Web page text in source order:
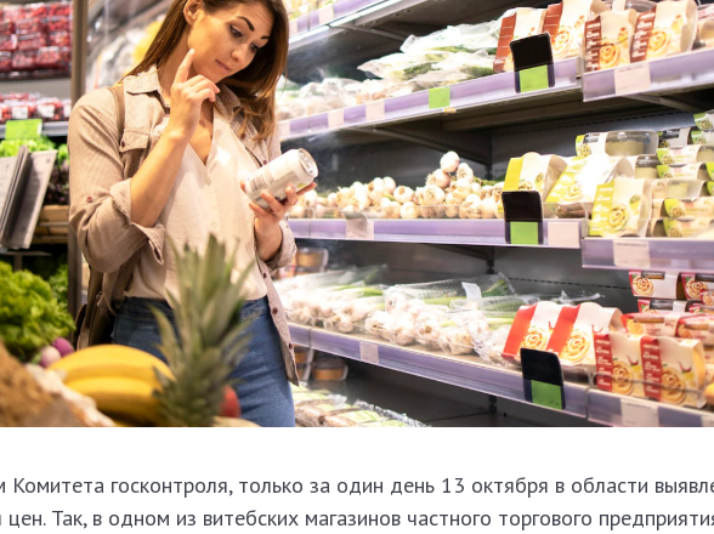
госконтроля, только за один день 13 октября в области
Так, в одном из витебских магазинов частного торгового